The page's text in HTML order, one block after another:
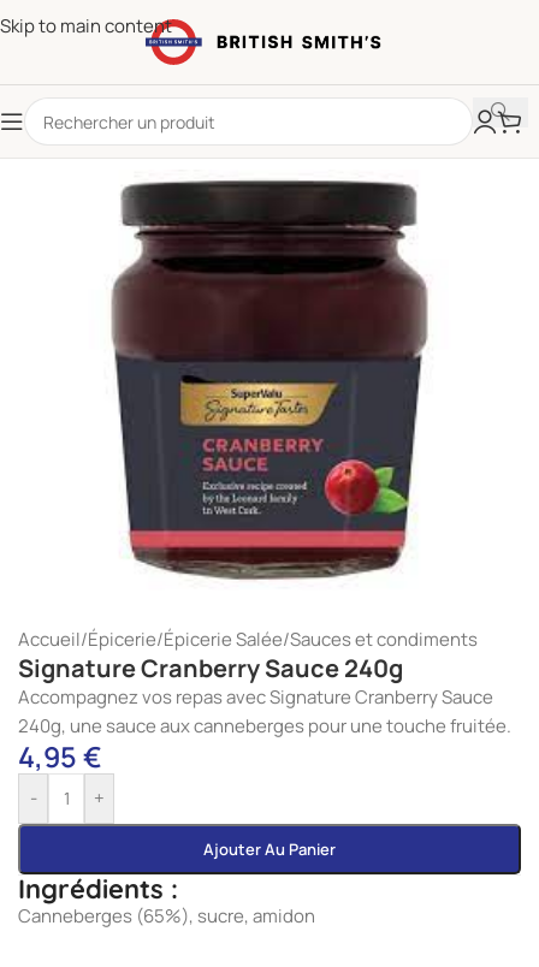
Skip to main content
Accueil/Épicerie/Épicerie Salée/Sauces et condiments
Signature Cranberry Sauce 240g
Accompagnez vos repas avec Signature Cranberry Sauce
240g, une sauce aux canneberges pour une touche fruitée.
4,95€
- +
Ajouter Au Panier
Ingrédients :
Canneberges (65%), sucre, amidon